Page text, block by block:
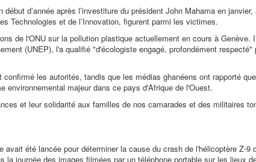
d’année après l’investiture du président John Mahama en janvier,
Technologies et de l’Innovation, figurent parmi les victimes.
de l'ONU sur la pollution plastique actuellement en cours à Genève.
(UNEP), l'a qualifié "d'écologiste engagé, profondément
les autorités, tandis que les médias ghanéens ont rapporté
environnemental majeur dans ce pays d'Afrique de l'Ouest.
et leur solidarité aux familles de nos camarades et des militaires
avait été lancée pour déterminer la cause du crash de l'hélicoptère Z-9
journée des images filmées par un téléphone portable sur les lieux